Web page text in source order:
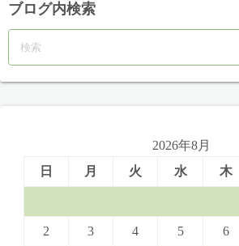
ブログ内検索
2026年8月
日
月 火 水 木
2 3 4 5 6